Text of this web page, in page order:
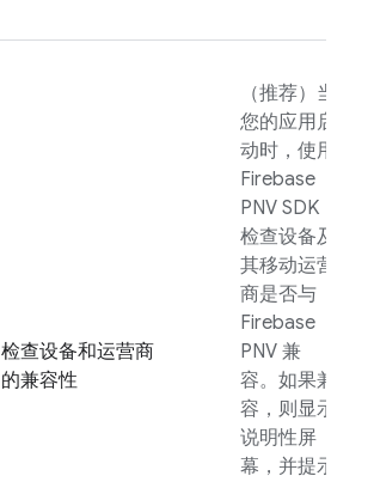
检查设备和运营商
的兼容性
（推荐）当
您的应用启
动时，使用
Firebase
PNV SDK
检查设备及
其移动运营
商是否与
Firebase
PNV 兼
容。如果兼
容，则显示
说明性屏
幕，并提示